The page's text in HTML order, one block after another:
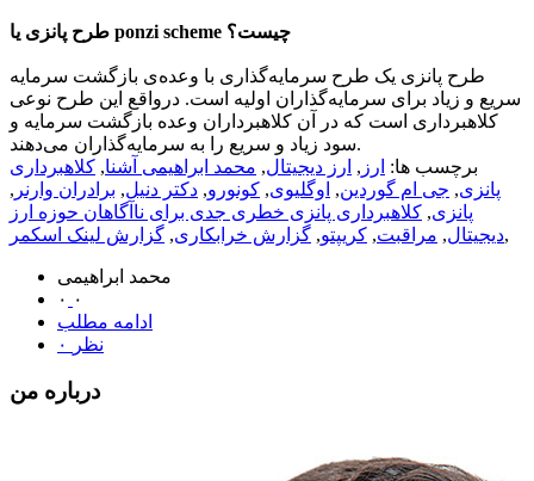
طرح پانزی یا ponzi scheme چیست؟
طرح پانزی یک طرح سرمایه‌گذاری با وعده‌ی بازگشت سرمایه
سریع و زیاد برای سرمایه‌گذاران اولیه است. درواقع این طرح نوعی
کلاهبرداری است که در آن کلاهبرداران وعده بازگشت سرمایه و
سود زیاد و سریع را به سرمایه‌گذاران می‌دهند.
برچسب ها: ارز , ارز دیجیتال, محمد ابراهیمی آشنا, کلاهبرداری
پانزی, جی ام گوردین, اوگلیوی, کونورو, دکتر دنیل, برادران وارنر ,
پانزی, کلاهبرداری پانزی خطری جدی برای ناآگاهان حوزه ارز
دیجیتال, مراقبت, کریپتو, گزارش خرابکاری, گزارش لینک اسکمر ,
محمد ابراهیمی
۰ ۰
ادامه مطلب
۰ نظر
درباره من